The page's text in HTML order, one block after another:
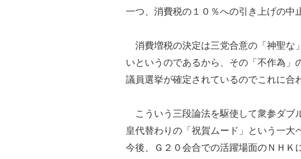
一つ、消費税の１０％への引き上げの中
消費増税の決定は三党合意の「神聖な
いというのであるから、その「不作為」
議員選挙が確定されているのでこれに合
こういう三段論法を駆使して衆参ダブ
皇代替わりの「祝賀ムード」という一大
今後、Ｇ２０会合での活躍場面のＮＨＫ